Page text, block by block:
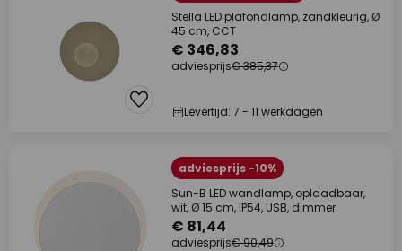
Stella LED plafondlamp, zandkleurig, Ø
45 cm, CCT
€ 346,83
adviesprijs€ 385,37
Levertijd: 7 - 11 werkdagen
adviesprijs -10%
Sun-B LED wandlamp, oplaadbaar,
wit, Ø 15 cm, IP54, USB, dimmer
€ 81,44
adviesprijs€ 90,49